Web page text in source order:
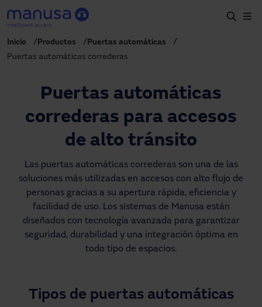
Pasar al contenido principal
Servicios
Prescripción
Blog
Sobre nosotros
ES
900827700
manusa@manusa.com
Contacto
Mi área
Inicio Productos
Puertas automáticas
Puertas automáticas correderas
Puertas automáticas
correderas para accesos
de alto tránsito
Las puertas automáticas correderas son una de las
soluciones más utilizadas en accesos con alto flujo de
personas gracias a su apertura rápida, eficiencia y
facilidad de uso. Los sistemas de Manusa están
diseñados con tecnología avanzada para garantizar
seguridad, durabilidad y una integración óptima en
todo tipo de espacios.
Tipos de puertas automáticas